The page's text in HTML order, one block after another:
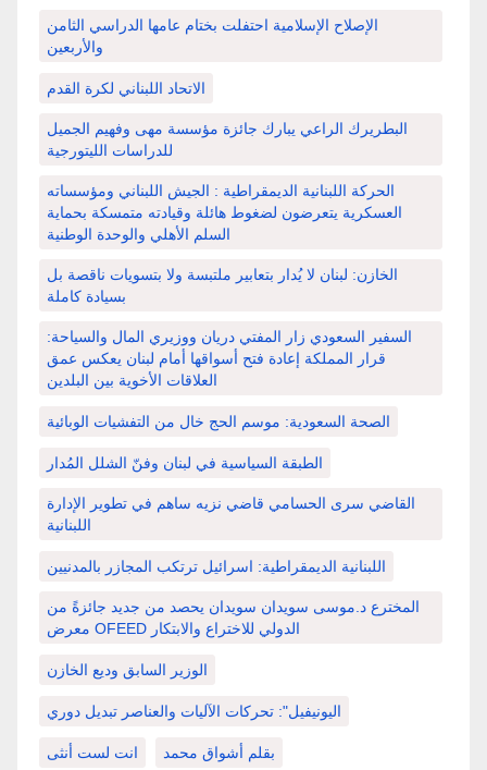
الإصلاح الإسلامية احتفلت بختام عامها الدراسي الثامن
والأربعين
الاتحاد اللبناني لكرة القدم
البطريرك الراعي يبارك جائزة مؤسسة مهى وفهيم الجميل
للدراسات الليتورجية
الحركة اللبنانية الديمقراطية : الجيش اللبناني ومؤسساته
العسكرية يتعرضون لضغوط هائلة وقيادته متمسكة بحماية
السلم الأهلي والوحدة الوطنية
الخازن: لبنان لا يُدار بتعابير ملتبسة ولا بتسويات ناقصة بل
بسيادة كاملة
السفير السعودي زار المفتي دريان ووزيري المال والسياحة:
قرار المملكة إعادة فتح أسواقها أمام لبنان يعكس عمق
العلاقات الأخوية بين البلدين
الصحة السعودية: موسم الحج خال من التفشيات الوبائية
الطبقة السياسية في لبنان وفنّ الشلل المُدار
القاضي سرى الحسامي قاضي نزيه ساهم في تطوير الإدارة
اللبنانية
اللبنانية الديمقراطية: اسرائيل ترتكب المجازر بالمدنيين
المخترع د.موسى سويدان سويدان يحصد من جديد جائزةً من
معرض OFEED الدولي للاختراع والابتكار
الوزير السابق وديع الخازن
اليونيفيل": تحركات الآليات والعناصر تبديل دوري
انت لست أنثى بقلم أشواق محمد